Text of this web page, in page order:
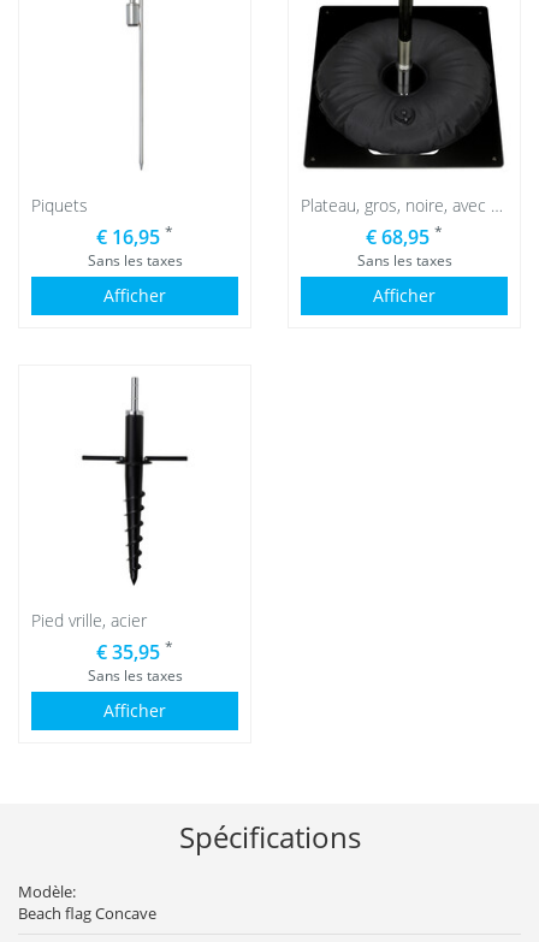
Piquets
€ 16,95 *
Sans les taxes
Afficher
Plateau, gros, noire, avec bouée de lestage noire
€ 68,95 *
Sans les taxes
Afficher
Pied vrille, acier
€ 35,95 *
Sans les taxes
Afficher
Spécifications
Modèle:
Beach flag Concave